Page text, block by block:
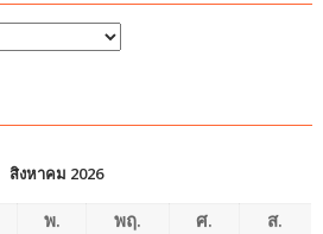
สิงหาคม 2026
พ. พฤ. ศ.
ส.